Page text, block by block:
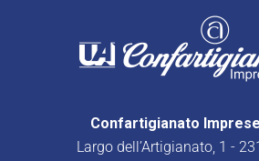
Confartigianato
Largo dell’Artigianato, 1 -